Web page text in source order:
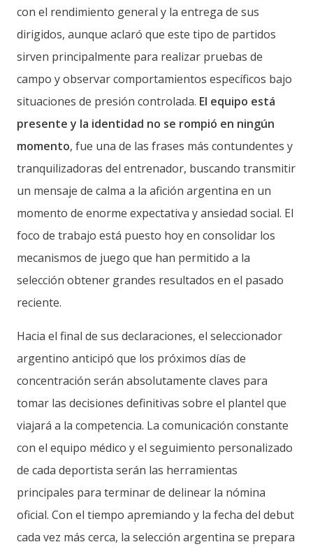
con el rendimiento general y la entrega de sus
dirigidos, aunque aclaró que este tipo de partidos
sirven principalmente para realizar pruebas de
campo y observar comportamientos específicos bajo
situaciones de presión controlada. El equipo está
presente y la identidad no se rompió en ningún
momento, fue una de las frases más contundentes y
tranquilizadoras del entrenador, buscando transmitir
un mensaje de calma a la afición argentina en un
momento de enorme expectativa y ansiedad social. El
foco de trabajo está puesto hoy en consolidar los
mecanismos de juego que han permitido a la
selección obtener grandes resultados en el pasado
reciente.
Hacia el final de sus declaraciones, el seleccionador
argentino anticipó que los próximos días de
concentración serán absolutamente claves para
tomar las decisiones definitivas sobre el plantel que
viajará a la competencia. La comunicación constante
con el equipo médico y el seguimiento personalizado
de cada deportista serán las herramientas
principales para terminar de delinear la nómina
oficial. Con el tiempo apremiando y la fecha del debut
cada vez más cerca, la selección argentina se prepara